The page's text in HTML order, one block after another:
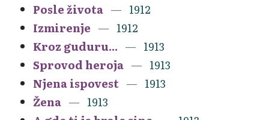
Posle života
1912
Izmirenje
1912
Kroz guduru...
1913
Sprovod heroja
1913
Njena ispovest
1913
Žena
1913